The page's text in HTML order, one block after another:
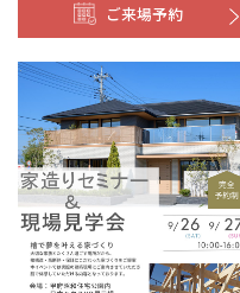
ご来場予約